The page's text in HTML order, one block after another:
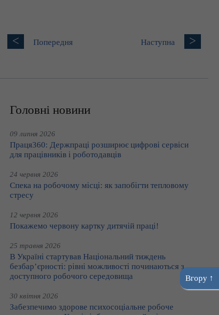
< Попередня Наступна >
Головні новини
09 липня 2026
Праця360: Держпраці розширює цифрові сервіси
для працівників і роботодавців
24 червня 2026
Спека на робочому місці: як запобігти тепловому
стресу
12 червня 2026
Покажемо червону картку дитячій праці!
25 травня 2026
В Україні стартував Національний тиждень
безбар’єрності: рівні можливості починаються з
доступного робочого середовища
30 квітня 2026
Забезпечимо здорове психосоціальне робоче
Вгору ↑